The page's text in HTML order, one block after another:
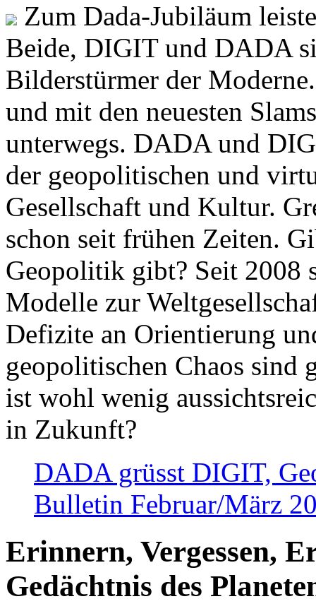
Zum Dada-Jubiläum
Beide, DIGIT und DADA
Bilderstürmer der
und mit den neuesten
unterwegs. DADA und
der geopolitischen und
Gesellschaft und Kultur.
schon seit frühen Zeiten.
Geopolitik gibt? Seit 2008
Modelle zur
Defizite an Orientierung
geopolitischen Chaos sind
ist wohl wenig
in Zukunft?
DADA grüsst DIGIT,
Bulletin Februar/März
Erinnern, Vergessen,
Gedächtnis des